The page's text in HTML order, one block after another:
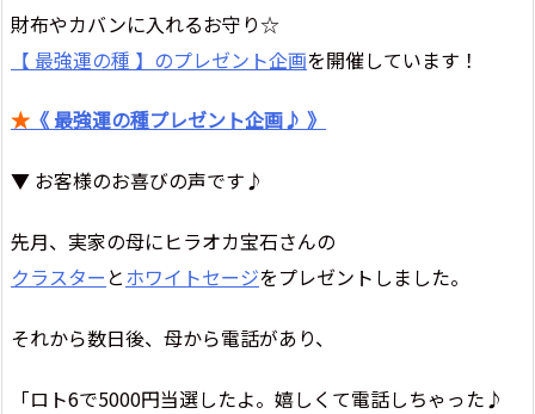
財布やカバンに入れるお守り☆
【 最強運の種 】のプレゼント企画を開催しています！
★ 《 最強運の種プレゼント企画♪ 》
▼ お客様のお喜びの声です♪
先月、実家の母にヒラオカ宝石さんの
クラスター とホワイトセージをプレゼントしました。
それから数日後、母から電話があり、
「ロト6で5000円当選したよ。嬉しくて電話しちゃった♪